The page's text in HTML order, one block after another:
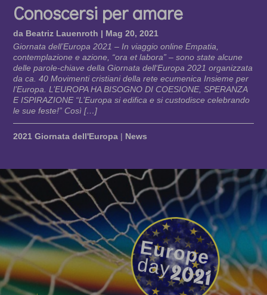
Conoscersi per amare
da Beatriz Lauenroth | Mag 20, 2021
Giornata dell’Europa 2021 – In viaggio online Empatia,
contemplazione e azione, “ora et labora” – sono state alcune
delle parole-chiave della Giornata dell‘Europa 2021 organizzata
da ca. 40 Movimenti cristiani della rete ecumenica Insieme per
l’Europa. L’EUROPA HA BISOGNO DI COESIONE, SPERANZA
E ISPIRAZIONE “L’Europa si edifica e si custodisce celebrando
le sue feste!” Così […]
2021 Giornata dell'Europa | News